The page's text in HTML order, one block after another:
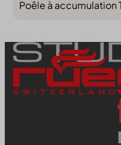
Poêle à accumulation